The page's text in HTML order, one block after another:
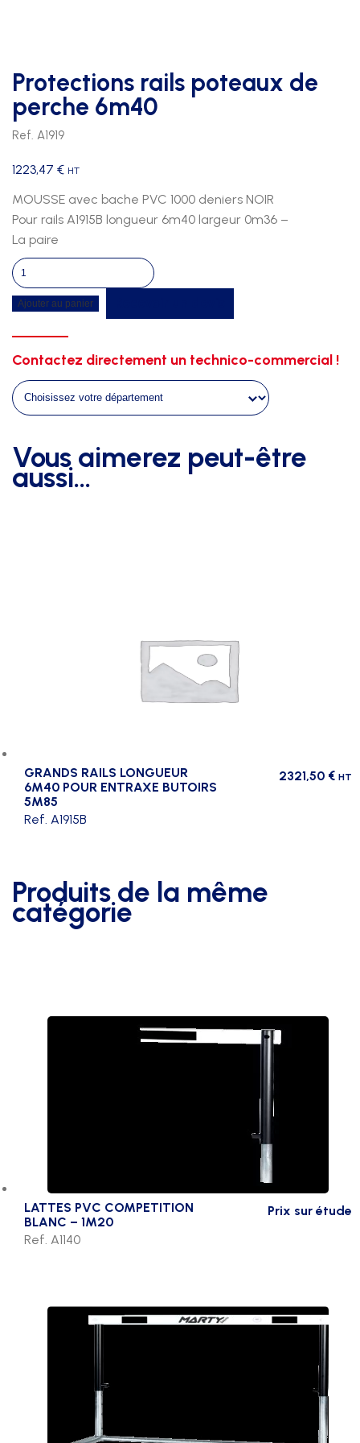
Protections rails poteaux de
perche 6m40
Ref. A1919
1223,47 € HT
MOUSSE avec bache PVC 1000 deniers NOIR
Pour rails A1915B longueur 6m40 largeur 0m36 –
La paire
quantité
de
Protections
de
perche
6m40
Ajouter au panier
Contactez directement un technico-commercial !
Vous aimerez peut-être
aussi…
GRANDS RAILS LONGUEUR
6M40 POUR ENTRAXE BUTOIRS
5M85
2321,50 € HT
Ref. A1915B
Produits de la même
catégorie
LATTES PVC COMPETITION
BLANC – 1M20
Prix sur étude
Ref. A1140